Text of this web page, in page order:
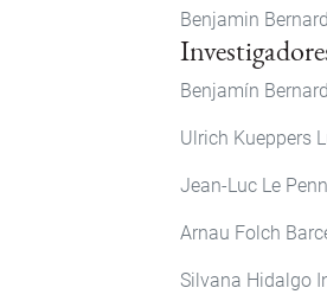
Benjamin
Benjamín
Ulrich Kueppers
Jean-Luc Le
Arnau Folch
Silvana Hidalgo